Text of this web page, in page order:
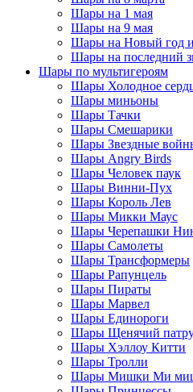
Шары на 1 мая
Шары на 9 мая
Шары на Новый год
Шары на последний
Шары по мультигероям
Шары Холодное
Шары миньоны
Шары Тачки
Шары Смешарики
Шары Звездные
Шары Angry Birds
Шары Человек паук
Шары Винни-Пух
Шары Король Лев
Шары Микки Маус
Шары Черепашки
Шары Самолеты
Шары Трансформеры
Шары Рапунцель
Шары Пираты
Шары Марвел
Шары Единороги
Шары Щенячий
Шары Хэллоу Китти
Шары Тролли
Шары Мишки Ми